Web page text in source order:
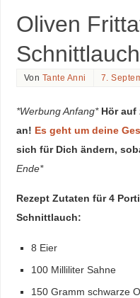
Oliven
Schnittlauch
Von Tante Anni 7.
*Werbung Anfang* Hör
an! Es geht um deine
sich für Dich ändern,
Ende*
Rezept Zutaten für 4
Schnittlauch:
8 Eier
100 Milliliter Sahne
150 Gramm schwarze